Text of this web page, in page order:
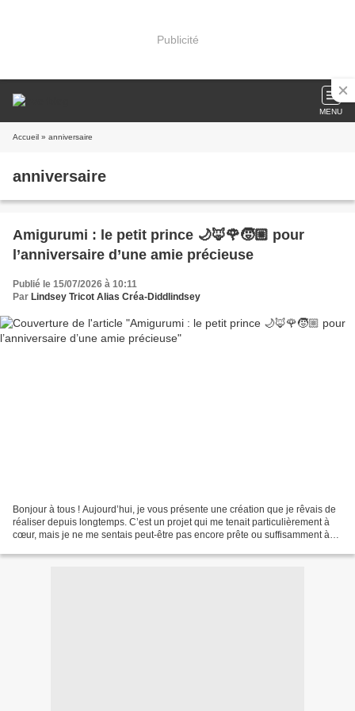
Publicité
MENU
Accueil » anniversaire
anniversaire
Amigurumi : le petit prince 🌙🦊🌹🧒🏼 pour
l’anniversaire d’une amie précieuse
Publié le 15/07/2026 à 10:11
Par Lindsey Tricot Alias Créa-Diddlindsey
Bonjour à tous ! Aujourd’hui, je vous présente une création que je rêvais de
réaliser depuis longtemps. C’est un projet qui me tenait particulièrement à
cœur, mais je ne me sentais peut-être pas encore prête ou suffisamment à